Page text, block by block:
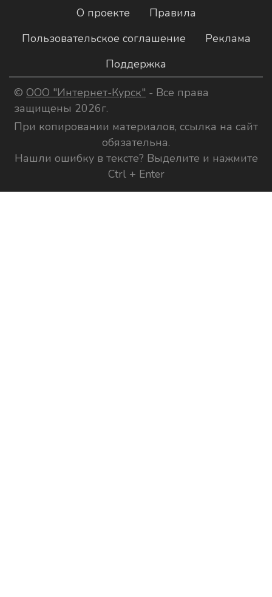
О проекте
Правила
Пользовательское соглашение
Реклама
Поддержка
© ООО "Интернет-Курск" - Все права
защищены 2026г.
При копировании материалов, ссылка на сайт
обязательна.
Нашли ошибку в тексте? Выделите и нажмите
Ctrl + Enter